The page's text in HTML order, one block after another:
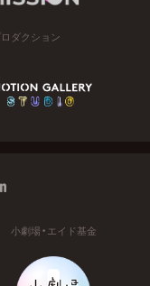
ダクション
小劇場・エイド基金